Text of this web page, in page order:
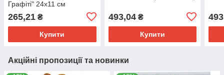
Графіті" 24х11 см
265,21 ₴
Купити
493,04₴
Купити
Акційні пропозиції та новинки